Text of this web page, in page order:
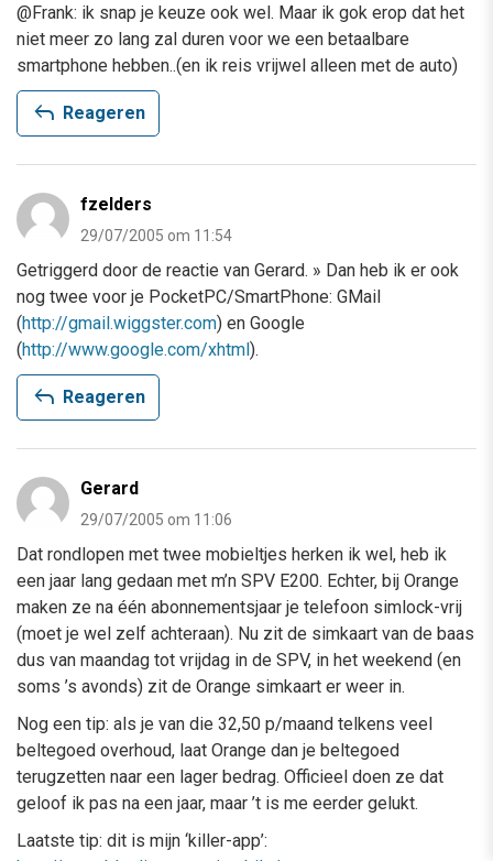
@Frank: ik snap je keuze ook wel. Maar ik gok erop dat het
niet meer zo lang zal duren voor we een betaalbare
smartphone hebben..(en ik reis vrijwel alleen met de auto)
reply Reageren
fzelders
29/07/2005 om 11:54
Getriggerd door de reactie van Gerard. » Dan heb ik er ook
nog twee voor je PocketPC/SmartPhone: GMail
(http://gmail.wiggster.com) en Google
(http://www.google.com/xhtml).
reply Reageren
Gerard
29/07/2005 om 11:06
Dat rondlopen met twee mobieltjes herken ik wel, heb ik
een jaar lang gedaan met m’n SPV E200. Echter, bij Orange
maken ze na één abonnementsjaar je telefoon simlock-vrij
(moet je wel zelf achteraan). Nu zit de simkaart van de baas
dus van maandag tot vrijdag in de SPV, in het weekend (en
soms ’s avonds) zit de Orange simkaart er weer in.
Nog een tip: als je van die 32,50 p/maand telkens veel
beltegoed overhoud, laat Orange dan je beltegoed
terugzetten naar een lager bedrag. Officieel doen ze dat
geloof ik pas na een jaar, maar ’t is me eerder gelukt.
Laatste tip: dit is mijn ‘killer-app’: